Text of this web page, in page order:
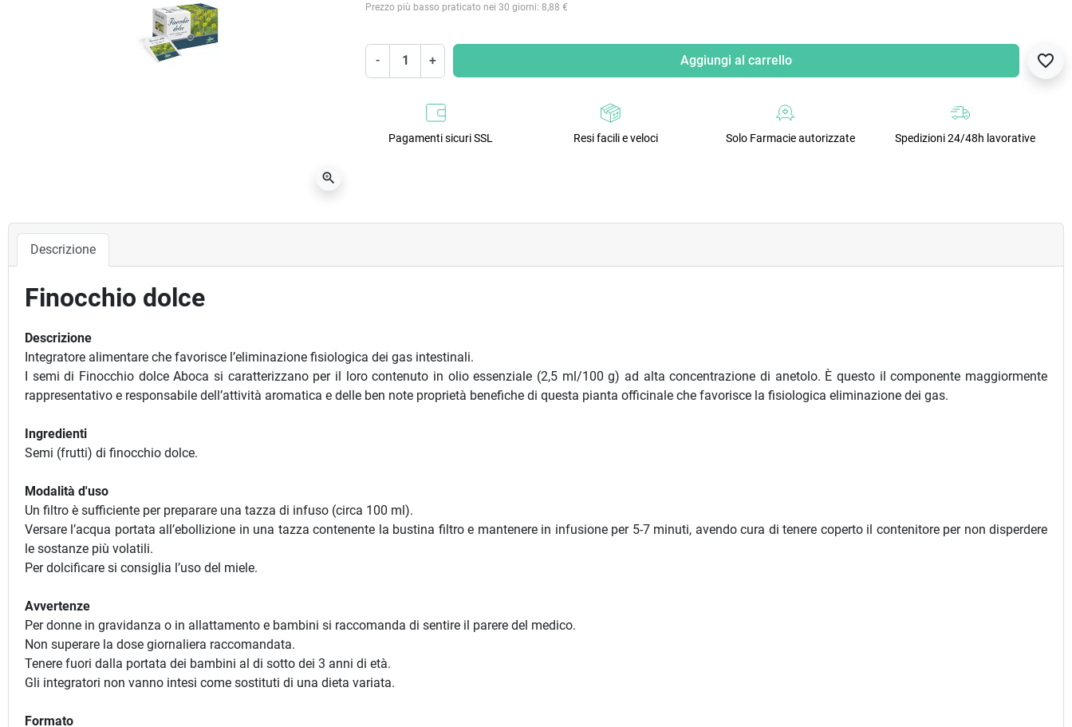
zoom_in
Prezzo più basso praticato nei 30 giorni: 8,88 €
- + Aggiungi al carrello favorite_border
Pagamenti sicuri SSL Resi facili e veloci Solo Farmacie autorizzate Spedizioni 24/48h lavorative
Descrizione
Finocchio dolce
Descrizione
Integratore alimentare che favorisce l’eliminazione fisiologica dei gas intestinali.
I semi di Finocchio dolce Aboca si caratterizzano per il loro contenuto in olio essenziale (2,5 ml/100 g) ad alta concentrazione di anetolo. È questo il componente maggiormente
rappresentativo e responsabile dell’attività aromatica e delle ben note proprietà benefiche di questa pianta officinale che favorisce la fisiologica eliminazione dei gas.
Ingredienti
Semi (frutti) di finocchio dolce.
Modalità d'uso
Un filtro è sufficiente per preparare una tazza di infuso (circa 100 ml).
Versare l’acqua portata all’ebollizione in una tazza contenente la bustina filtro e mantenere in infusione per 5-7 minuti, avendo cura di tenere coperto il contenitore per non disperdere
le sostanze più volatili.
Per dolcificare si consiglia l’uso del miele.
Avvertenze
Per donne in gravidanza o in allattamento e bambini si raccomanda di sentire il parere del medico.
Non superare la dose giornaliera raccomandata.
Tenere fuori dalla portata dei bambini al di sotto dei 3 anni di età.
Gli integratori non vanno intesi come sostituti di una dieta variata.
Formato